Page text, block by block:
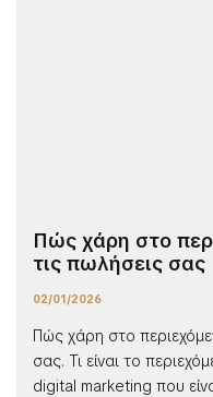
Πώς χάρη στο
τις πωλήσεις σας
02/01/2026
Πώς χάρη στο
σας. Τι είναι το
digital marketing που